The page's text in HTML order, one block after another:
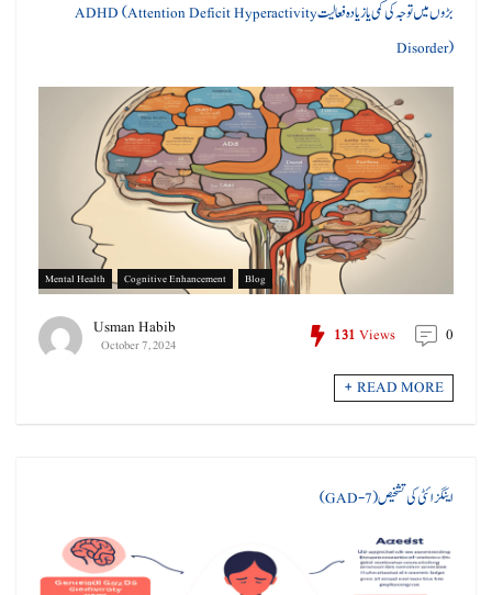
بڑوں میں توجہ کی کمی یا زیادہ فعالیت ADHD (Attention Deficit Hyperactivity
Disorder)
Blog
Cognitive Enhancement
Mental Health
Usman Habib
October 7, 2024 131Views 0
READ MORE +
اینگزائٹی کی تشخیص (GAD-7)